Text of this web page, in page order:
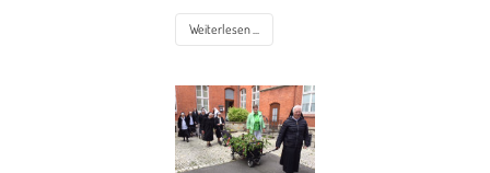
Weiterlesen ...